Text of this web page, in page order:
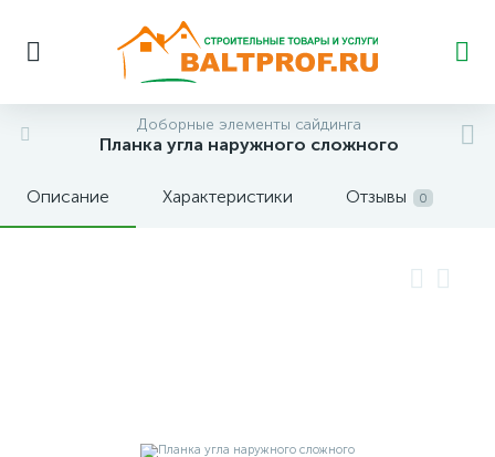
Доборные элементы сайдинга
Планка угла наружного сложного
Описание Характеристики Отзывы 0